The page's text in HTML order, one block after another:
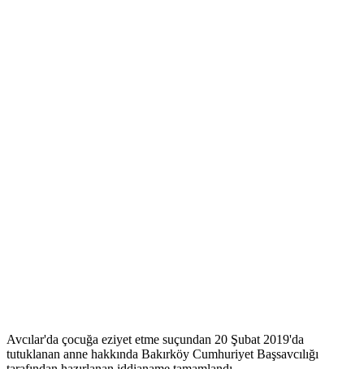
Avcılar'da çocuğa eziyet etme suçundan 20 Şubat 2019'da
tutuklanan anne hakkında Bakırköy Cumhuriyet Başsavcılığı